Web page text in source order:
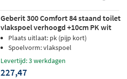
Geberit 300 Comfort 84 staand toilet
vlakspoel verhoogd +10cm PK wit
Plaats uitlaat: pk (pijp kort)
Spoelvorm: vlakspoel
Levertijd: 3 werkdagen
227,47